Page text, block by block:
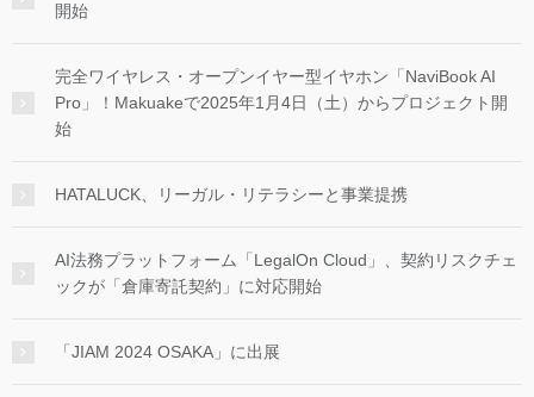
開始
完全ワイヤレス・オープンイヤー型イヤホン「NaviBook AI
Pro」！Makuakeで2025年1月4日（土）からプロジェクト開
始
HATALUCK、リーガル・リテラシーと事業提携
AI法務プラットフォーム「LegalOn Cloud」、契約リスクチェ
ックが「倉庫寄託契約」に対応開始
「JIAM 2024 OSAKA」に出展